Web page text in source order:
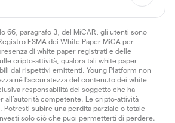
66, paragrafo 3, del MiCAR, gli utenti sono
ESMA dei White Paper MiCA per
di white paper registrati e delle
cripto-attività, qualora tali white paper
dai rispettivi emittenti. Young Platform non
né l’accuratezza del contenuto dei white
responsabilità del soggetto che ha
all’autorità competente. Le cripto-attività
Potresti subire una perdita parziale o totale
solo ciò che puoi permetterti di perdere.